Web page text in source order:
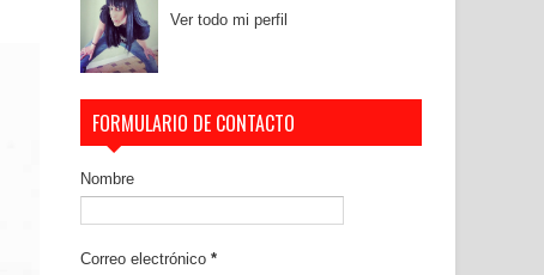
Ver todo mi perfil
FORMULARIO DE CONTACTO
Nombre
Correo electrónico *